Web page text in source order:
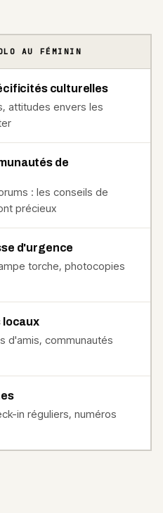
AU FÉMININ
culturelles
attitudes envers les
de
: les conseils de
précieux
d'urgence
torche, photocopies
locaux
d'amis, communautés
in réguliers, numéros